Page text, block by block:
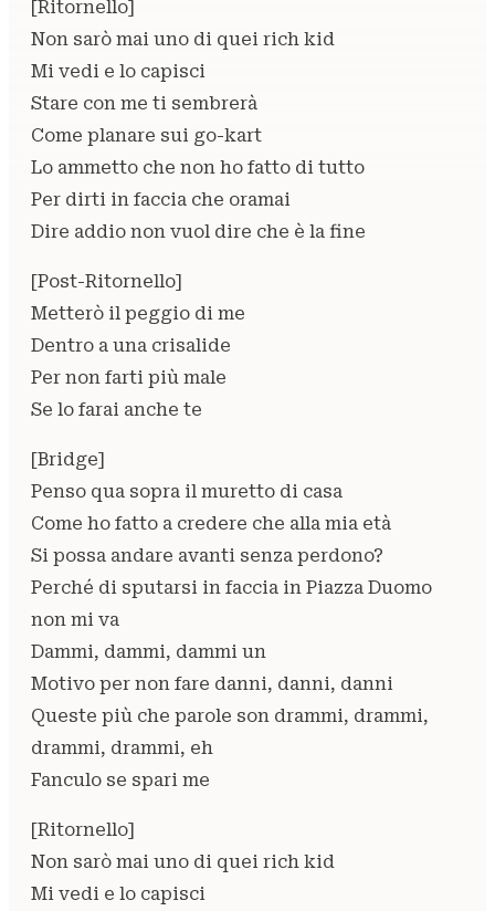
[Ritornello]
Non sarò mai uno di quei rich kid
Mi vedi e lo capisci
Stare con me ti sembrerà
Come planare sui go-kart
Lo ammetto che non ho fatto di tutto
Per dirti in faccia che oramai
Dire addio non vuol dire che è la fine
[Post-Ritornello]
Metterò il peggio di me
Dentro a una crisalide
Per non farti più male
Se lo farai anche te
[Bridge]
Penso qua sopra il muretto di casa
Come ho fatto a credere che alla mia età
Si possa andare avanti senza perdono?
Perché di sputarsi in faccia in Piazza Duomo
non mi va
Dammi, dammi, dammi un
Motivo per non fare danni, danni, danni
Queste più che parole son drammi, drammi,
drammi, drammi, eh
Fanculo se spari me
[Ritornello]
Non sarò mai uno di quei rich kid
Mi vedi e lo capisci